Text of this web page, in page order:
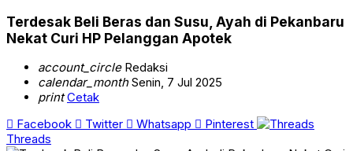
Terdesak Beli Beras dan Susu, Ayah di Pekanbaru
Nekat Curi HP Pelanggan Apotek
account_circleRedaksi
calendar_monthSenin, 7 Jul 2025
print Cetak
Facebook
Twitter Whatsapp
Pinterest
Threads